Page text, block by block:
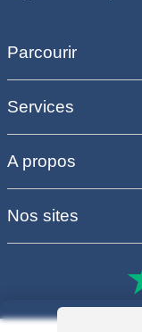
Parcourir
Services
A propos
Nos sites